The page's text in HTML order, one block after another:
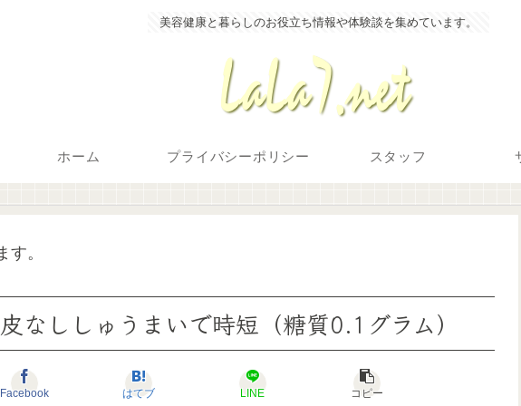
美容健康と暮らしのお役立ち情報や体験談を集めています。
ホーム プライバシーポリシー スタッフ
。
なししゅうまいで時短（糖質0.1グラム）
Facebook はてブ LINE コピー